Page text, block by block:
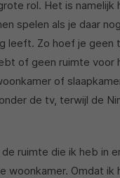
rol. Het is namelijk
spelen als je daar
leeft. Zo hoef je geen
of geen ruimte voor
of
de tv, terwijl de
ruimte die ik heb in
woonkamer. Omdat ik